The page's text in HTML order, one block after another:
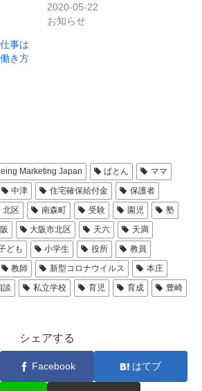
2020-05-22
お知らせ
事は
き方
Marketing Japan ばとん
ママ
中津 住宅確保給付金
保護者
北区 南森町 受験 園児
塾
大阪市北区 天六
天満
ども 小学生 役所
教員
教師 新型コロナウイルス
本庄
談 私立学校 育児 育成
豊崎
シェアする
Facebook はてブ